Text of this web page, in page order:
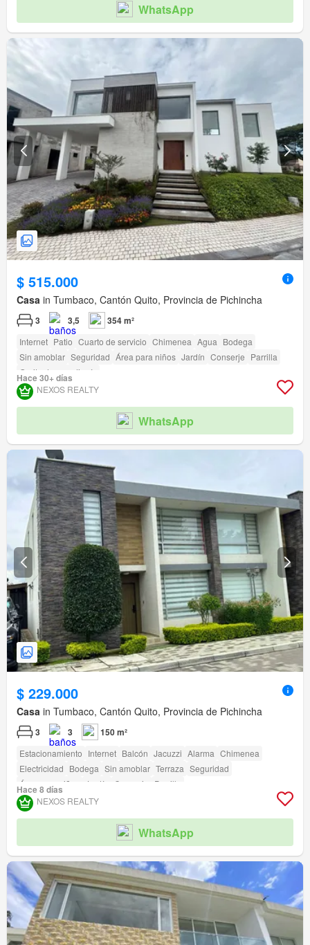
WhatsApp
$ 515.000
Casa in Tumbaco, Cantón Quito, Provincia de Pichincha
3 3,5 354 m²
Internet Patio Cuarto de servicio Chimenea Agua Bodega
Sin amoblar Seguridad Área para niños Jardín Conserje Parrilla
Garita de guardianía
Hace 30+ días
NEXOS REALTY
WhatsApp
$ 229.000
Casa in Tumbaco, Cantón Quito, Provincia de Pichincha
3 3 150 m²
Estacionamiento Internet Balcón Jacuzzi Alarma Chimenea
Electricidad Bodega Sin amoblar Terraza Seguridad
Área para niños
Jardín Conserje Parrilla
Hace 8 días
NEXOS REALTY
WhatsApp